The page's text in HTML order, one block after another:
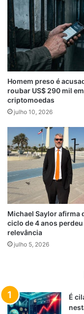
Homem preso é
roubar US$ 290 mil em
criptomoedas
julho 10, 2026
Michael Saylor afirma
ciclo de 4 anos perdeu
relevância
julho 5, 2026
É